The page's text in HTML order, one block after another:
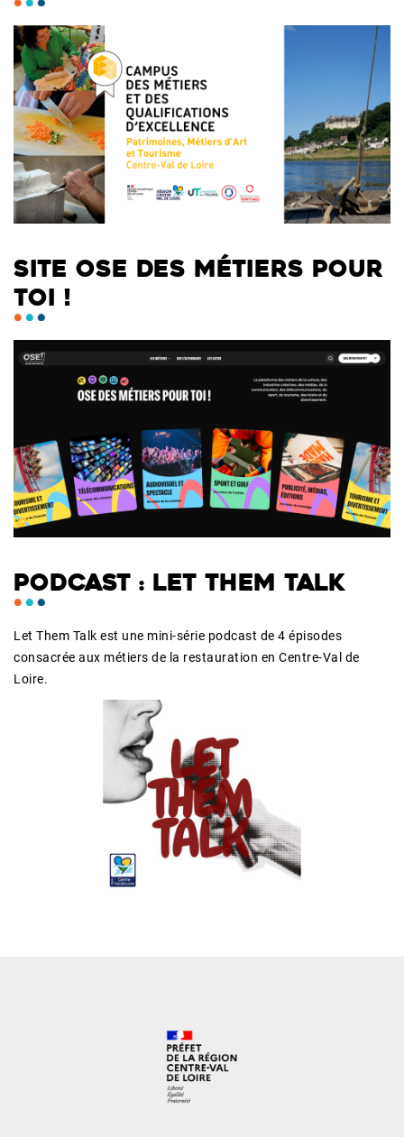
SITE OSE DES MÉTIERS POUR
TOI !
PODCAST : LET THEM TALK
Let Them Talk est une mini-série podcast de 4 épisodes
consacrée aux métiers de la restauration en Centre-Val de
Loire.